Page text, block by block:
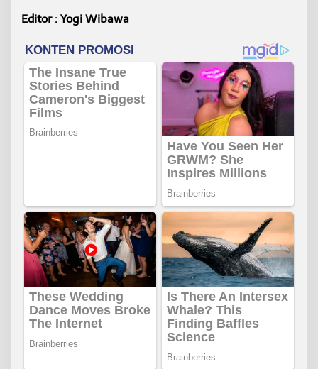
Editor : Yogi Wibawa